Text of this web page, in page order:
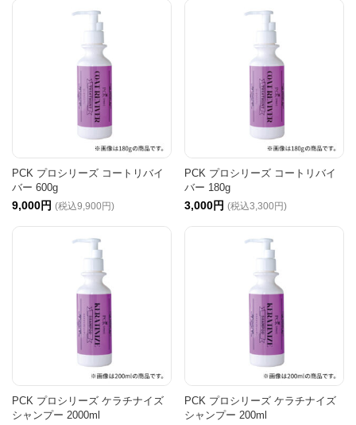
PCK プロシリーズ コートリバイ
バー 600g
9,000円 (税込9,900円)
PCK プロシリーズ コートリバイ
バー 180g
3,000円 (税込3,300円)
PCK プロシリーズ ケラチナイズ
シャンプー 2000ml
PCK プロシリーズ ケラチナイズ
シャンプー 200ml